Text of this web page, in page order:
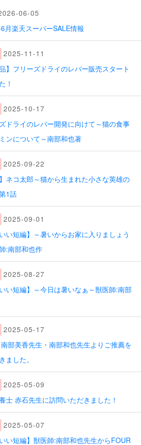
06-05
月楽天スーパーSALE情報
2025-11-11
品】フリーズドライのレバー販売スタート
！
2025-10-17
ドライのレバー開発に向けて～猫の食事
ンについて～南部和也著
2025-09-22
】ネコ太郎～猫から生まれた小さな英雄の
1話
2025-09-01
いい短編】～暑いからお家に入りましょう
:南部和也作
2025-08-27
いい短編】～今日は暑いなぁ～獣医師:南部
2025-05-17
部美香先生・南部和也先生よりご推薦を
ました。
2025-05-09
士 赤石先生に訪問いただきました！
2025-05-07
いい短編】獣医師:南部和也先生からFOUR